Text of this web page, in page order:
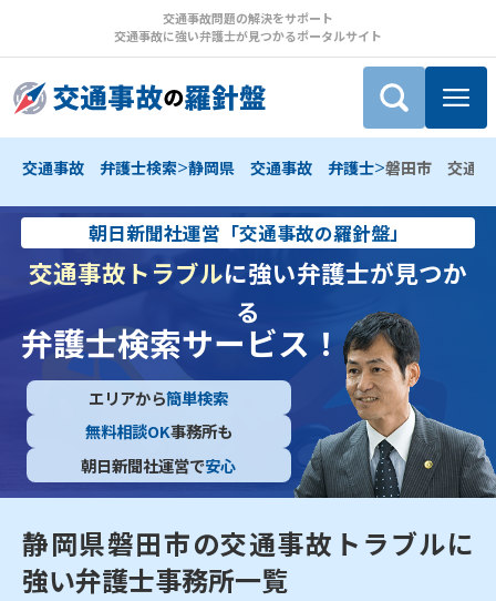
交通事故問題の解決をサポート
交通事故に強い弁護士が見つかるポータルサイト
交通事故 弁護士検索>静岡県 交通事故 弁護士>磐田市 交通
朝日新聞社運営「交通事故の羅針盤」
交通事故トラブルに強い弁護士が見つか
る
弁護士検索サービス！
エリアから簡単検索
無料相談OK事務所も
朝日新聞社運営で安心
静岡県磐田市の交通事故トラブルに
強い弁護士事務所一覧